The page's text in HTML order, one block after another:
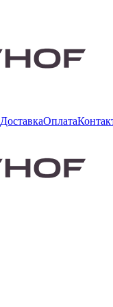
ДоставкаОплата